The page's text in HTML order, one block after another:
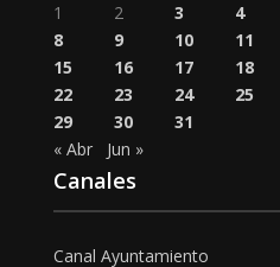
1
2 3 4
8
9 10 11
15
16 17 18
22
23 24 25
29
30
31
« Abr
Jun »
Canales
Canal Ayuntamiento